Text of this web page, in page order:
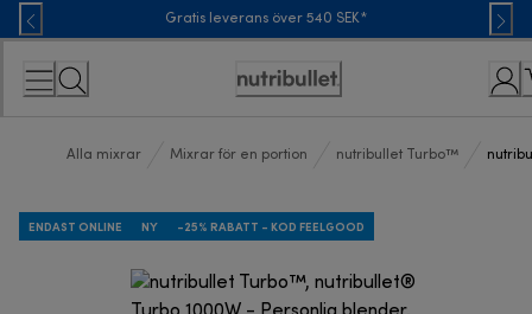
Skip
to
Content
Gratis leverans över 540 SEK*
Accessibility
Alla mixrar Mixrar för en portion nutribullet Turbo™
ENDAST ONLINE NY -25% RABATT - KOD FEELGOOD